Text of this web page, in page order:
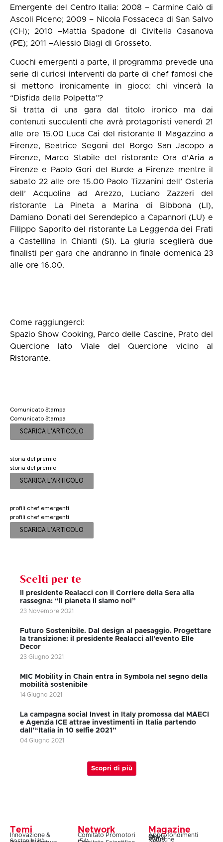
Emergente del Centro Italia: 2008 – Carmine Calò di
Ascoli Piceno; 2009 – Nicola Fossaceca di San Salvo
(CH); 2010 –Mattia Spadone di Civitella Casanova
(PE); 2011 –Alessio Biagi di Grosseto.
Cuochi emergenti a parte, il programma prevede una
serie di curiosi interventi da parte di chef famosi che
si mettono ironicamente in gioco: chi vincerà la
“Disfida della Polpetta”?
Si tratta di una gara dal titolo ironico ma dai
contenuti succulenti che avrà protagonisti venerdì 21
alle ore 15.00 Luca Cai del ristorante Il Magazzino a
Firenze, Beatrice Segoni del Borgo San Jacopo a
Firenze, Marco Stabile del ristorante Ora d’Aria a
Firenze e Paolo Gori del Burde a Firenze mentre il
sabato 22 alle ore 15.00 Paolo Tizzanini dell’ Osteria
dell’ Acquolina ad Arezzo, Luciano Zazzeri del
ristorante La Pineta a Marina di Bibbona (LI),
Damiano Donati del Serendepico a Capannori (LU) e
Filippo Saporito del ristorante La Leggenda dei Frati
a Castellina in Chianti (SI). La giuria sceglierà due
finalisti per gara che andranno in finale domenica 23
alle ore 16.00.
Come raggiungerci:
Spazio Show Cooking, Parco delle Cascine, Prato del
Quercione lato Viale del Quercione vicino al
Ristorante.
Comunicato Stampa
Comunicato Stampa
SCARICA L'ARTICOLO
storia del premio
storia del premio
SCARICA L'ARTICOLO
profili chef emergenti
profili chef emergenti
SCARICA L'ARTICOLO
Scelti per te
Il presidente Realacci con il Corriere della Sera alla
rassegna: “Il pianeta il siamo noi”
23 Novembre 2021
Futuro Sostenibile. Dal design al paesaggio. Progettare
la transizione: il presidente Realacci all’evento Elle
Decor
23 Giugno 2021
MIC Mobility in Chain entra in Symbola nel segno della
mobilità sostenibile
14 Giugno 2021
La campagna social Invest in Italy promossa dal MAECI
e Agenzia ICE attrae investimenti in Italia partendo
dall’“Italia in 10 selfie 2021”
04 Giugno 2021
Scopri di più
Temi
Innovazione &
Network
Comitato Promotori
Magazine
Approfondimenti
Snack
Storie
Rubriche